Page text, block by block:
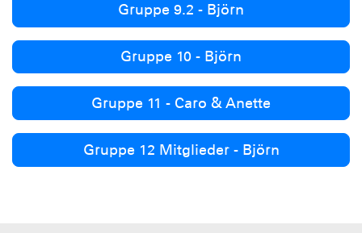
Gruppe 9.2 - Björn
Gruppe 10 - Björn
Gruppe 11 - Caro & Anette
Gruppe 12 Mitglieder - Björn